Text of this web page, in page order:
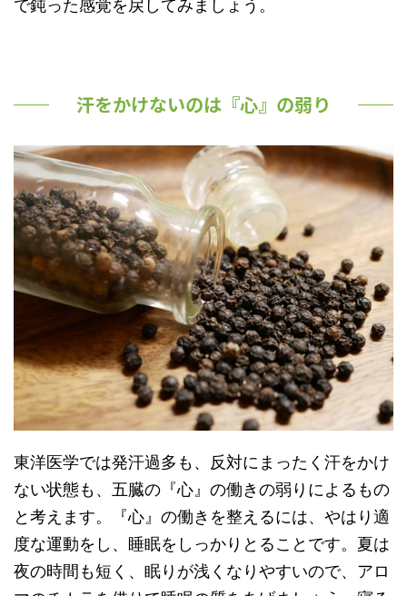
で鈍った感覚を戻してみましょう。
汗をかけないのは『心』の弱り
東洋医学では発汗過多も、反対にまったく汗をかけ
ない状態も、五臓の『心』の働きの弱りによるもの
と考えます。『心』の働きを整えるには、やはり適
度な運動をし、睡眠をしっかりとることです。夏は
夜の時間も短く、眠りが浅くなりやすいので、アロ